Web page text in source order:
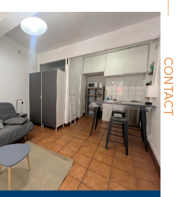
CONTACT